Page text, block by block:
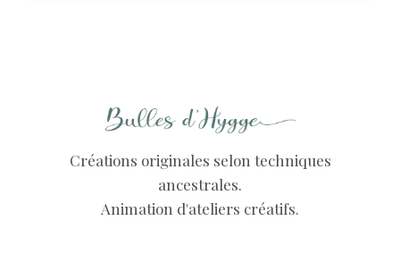
Créations originales selon techniques
ancestrales.
Animation d'ateliers créatifs.